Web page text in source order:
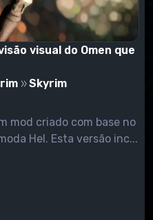
visual do Omen que
Skyrim
mod criado com base no
Hel. Esta versão inc...